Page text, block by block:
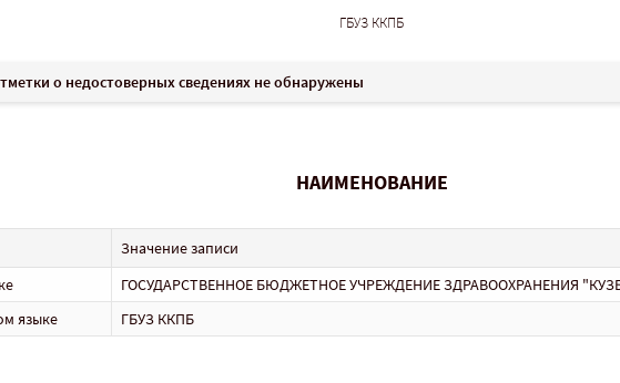
ГБУЗ ККПБ
о недостоверных сведениях не обнаружены
НАИМЕНОВАНИЕ
Значение записи
ГОСУДАРСТВЕННОЕ БЮДЖЕТНОЕ УЧРЕЖДЕНИЕ ЗДРАВООХРАНЕНИЯ
языке
ГБУЗ ККПБ